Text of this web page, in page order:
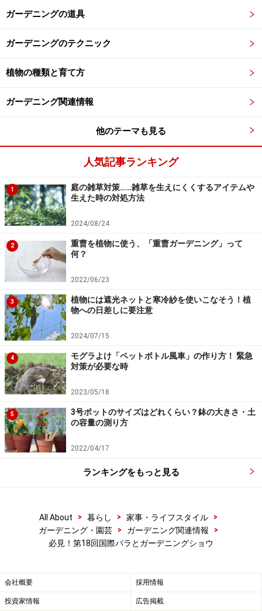
のお花屋さん」などが並んでいます。
パリの街角を切り取ったようなフラワーショップ
お店の裏には素敵なお庭もあり、こんなところで美味し
いう気分に……。そのお庭は後ほど会場スナップでご紹介
するとして、次に向かいましょう。
次ページは、昨年のコンテスト大賞受賞者による庭とメ
インガーデンをご紹介します。
※記事内容は執筆時点のものです。最新の内容をご確認くださ
い。
1/6 次のページへ
ガーデニングの道具
ガーデニングのテクニック
植物の種類と育て方
ガーデニング関連情報
他のテーマも見る
人気記事ランキング
1
庭の雑草対策……雑草を生えにくくするアイテムや
生えた時の対処方法
2024/08/24
2
重曹を植物に使う、「重曹ガーデニング」って
何？
2022/06/23
3
植物には遮光ネットと寒冷紗を使いこなそう！植
物への日差しに要注意
2024/07/15
4
モグラよけ「ペットボトル風車」の作り方！ 緊急
対策が必要な時
2023/05/18
5
3号ポットのサイズはどれくらい？鉢の大きさ・土
の容量の測り方
2022/04/17
ランキングをもっと見る
All About > 暮らし > 家事・ライフスタイル
>
ガーデニング・園芸
> ガーデニング関連情報
>
必見！第18回国際バラとガーデニングショウ
会社概要 採用情報
投資家情報 広告掲載